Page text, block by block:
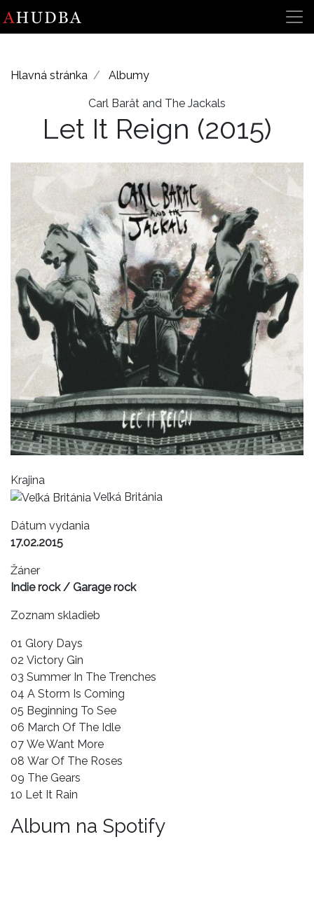
Hlavná stránka Albumy
Carl Barât and The Jackals
Let It Reign (2015)
Krajina
Veľká Británia
Dátum vydania
17.02.2015
Žáner
Indie rock / Garage rock
Zoznam skladieb
01 Glory Days
02 Victory Gin
03 Summer In The Trenches
04 A Storm Is Coming
05 Beginning To See
06 March Of The Idle
07 We Want More
08 War Of The Roses
09 The Gears
10 Let It Rain
Album na Spotify